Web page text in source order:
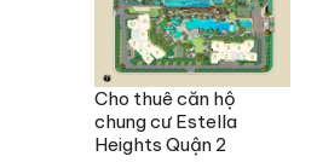
Cho thuê căn hộ
chung cư Estella
Heights Quận 2